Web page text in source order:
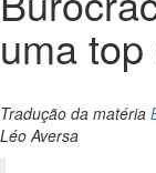
uma
Tradução da matéria
Léo Aversa